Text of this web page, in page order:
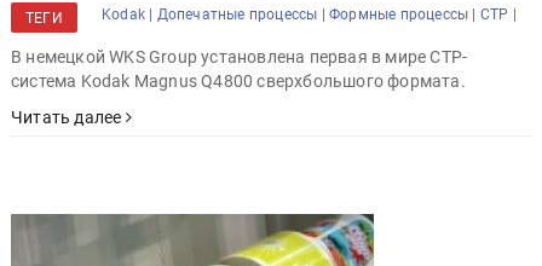
ТЕГИ Kodak | Допечатные процессы | Формные процессы | CTP |
В немецкой WKS Group установлена первая в мире CTP-
система Kodak Magnus Q4800 сверхбольшого формата.
Читать далее